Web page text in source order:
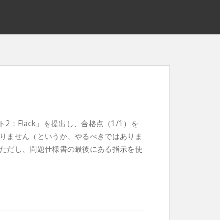
2：Flack」を提出し、合格点（1/1）を
ません（というか、やるべきではありま
だし、問題仕様書の最後にある指示を使